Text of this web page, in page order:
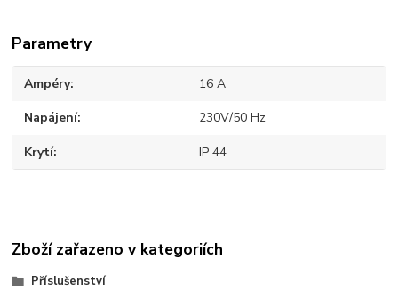
Parametry
Ampéry 16 A
Napájení 230V/50 Hz
Krytí IP 44
Zboží zařazeno v kategoriích
Příslušenství